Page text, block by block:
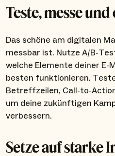
Teste, messe
Das schöne am digitalen
messbar ist. Nutze A/B-
welche Elemente deiner E-
besten funktionieren.
Betreffzeilen, Call-to-
um deine zukünftigen
verbessern.
Setze auf starke